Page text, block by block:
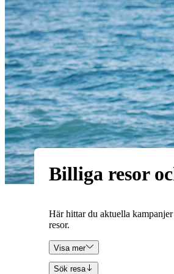
Billiga resor
Här hittar du aktuella
resor.
Visa mer
Sök resa